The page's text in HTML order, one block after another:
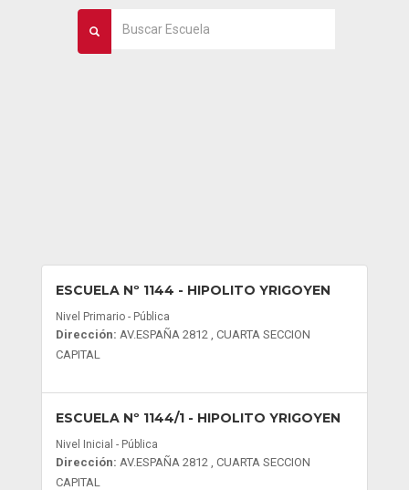
ESCUELA Nº 1144 - HIPOLITO YRIGOYEN
Nivel Primario - Pública
Dirección: AV.ESPAÑA 2812 , CUARTA SECCION
CAPITAL
ESCUELA Nº 1144/1- HIPOLITO YRIGOYEN
Nivel Inicial - Pública
Dirección: AV.ESPAÑA 2812 , CUARTA SECCION
CAPITAL